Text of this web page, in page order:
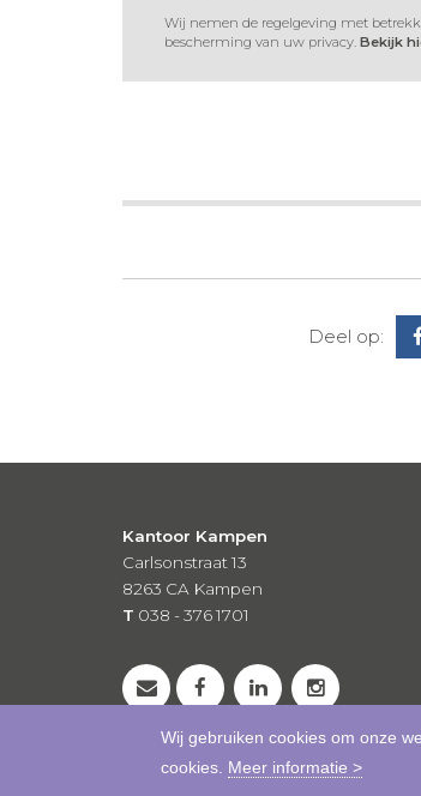
Wij gebruiken cookies om onze
cookies. Meer informatie >
Wij nemen de regelgeving met
bescherming van uw privacy. Bekijk
Deel op:
Kantoor Kampen
Carlsonstraat 13
8263 CA Kampen
T 038 - 376 1701